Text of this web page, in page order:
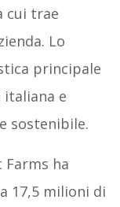
cui trae
Lo
principale
italiana e
sostenibile.
ha
17,5 milioni di